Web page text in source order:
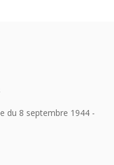
du 8 septembre 1944 -